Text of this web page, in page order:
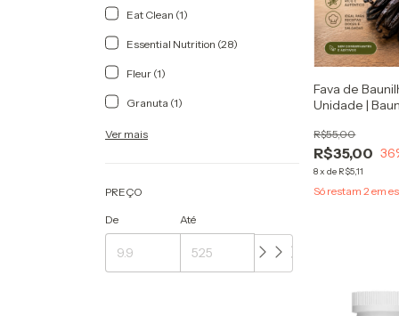
Eat Clean (1)
Essential Nutrition (28)
Fleur (1)
Granuta (1)
Ver mais
PREÇO
De Até
Fava de
Unidade |
R$35,00
R$55,00
36
8xde R$5,11
Só restam2 em